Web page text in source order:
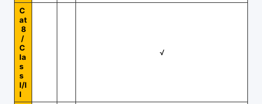
C
at
8
/
C
la
s
s
I/I
I
√